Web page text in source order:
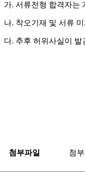
가. 서류전형 합격자는
나. 착오기재 및 서류
다. 추후 허위사실이
첨부파일 첨